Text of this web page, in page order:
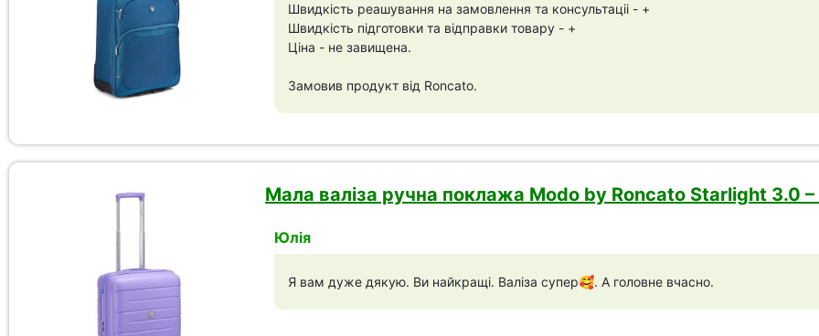
Швидкість реашування на замовлення та консультаціі - +
Швидкість підготовки та відправки товару - +
Ціна - не завищена.
Замовив продукт від Roncato.
Мала валіза ручна поклажа Modo by Roncato Starlight 3.0
Юлія
Я вам дуже дякую. Ви найкращі. Валіза супер🥰. А головне вчасно.